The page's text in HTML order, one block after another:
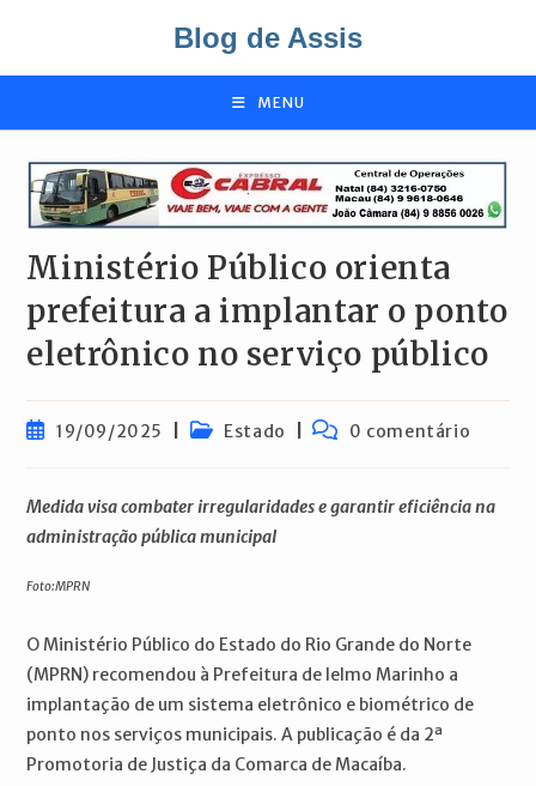
o
Blog de Assis
MENU
Ministério Público orienta
prefeitura a implantar o ponto
eletrônico no serviço público
Post19/09/2025
Categoria
Estado
Comentários
0 comentário
Medida visa combater irregularidades e garantir eficiência na
administração pública municipal
Foto:MPRN
O Ministério Público do Estado do Rio Grande do Norte
(MPRN) recomendou à Prefeitura de Ielmo Marinho a
implantação de um sistema eletrônico e biométrico de
ponto nos serviços municipais. A publicação é da 2ª
Promotoria de Justiça da Comarca de Macaíba.